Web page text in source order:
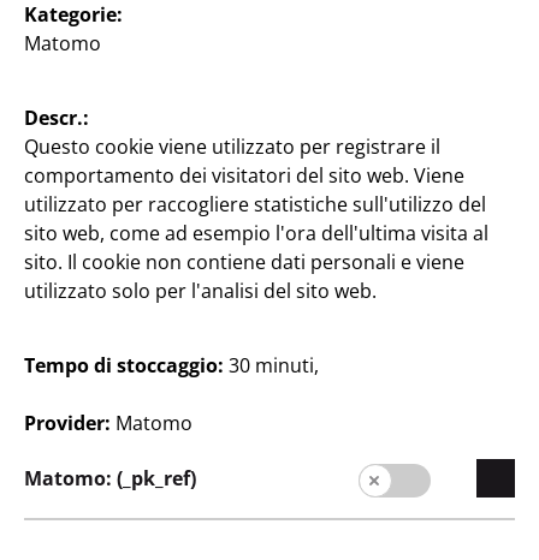
Contatti
Informazioni per i clienti
Filiali
Kategorie:
Matomo
Descr.:
Questo cookie viene utilizzato per registrare il
comportamento dei visitatori del sito web. Viene
utilizzato per raccogliere statistiche sull'utilizzo del
sito web, come ad esempio l'ora dell'ultima visita al
sito. Il cookie non contiene dati personali e viene
utilizzato solo per l'analisi del sito web.
Tempo di stoccaggio: 30 minuti,
Provider: Matomo
Matomo: (_pk_ref)